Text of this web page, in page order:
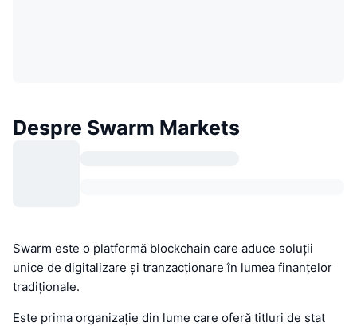
Despre Swarm Markets
Swarm este o platformă blockchain care aduce soluții
unice de digitalizare și tranzacționare în lumea finanțelor
tradiționale.
Este prima organizație din lume care oferă titluri de stat